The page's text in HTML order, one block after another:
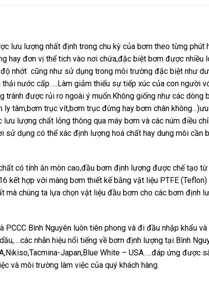
lưu lượng nhất định trong chu kỳ của bơm theo từng phút
hay đơn vị thể tich vào nơi chứa,đặc biệt bơm được nhiều
nhớt cũng như sử dụng trong môi trường đặc biệt như
nước cấp…..Làm giảm thiểu sự tiếp xúc của con người
tránh được rủi ro ngoài ý muốn.Không giống như các dòng
tâm,bơm trục vít,bơm trục đứng hay bơm chân không…)ưu
lượng chất lỏng thông qua máy bơm và các núm điều
sử dụng có thể xác định lượng hoá chất hay dung môi cần
có tính ăn mòn cao,đầu bơm định lượng được chế tạo từ
kết hợp với màng bơm thiết kế bằng vật liệu PTFE (Teflon)
mà chúng ta lựa chọn vật liệu đầu bơm cho các bơm định
PCCC Bình Nguyên luôn tiên phong và đi đầu nhập khẩu và
nhãn hiệu nổi tiếng về bơm định lượng tại Bình
Japan,Blue White – USA…..đáp ứng được
và môi trường làm việc của quý khách hàng.